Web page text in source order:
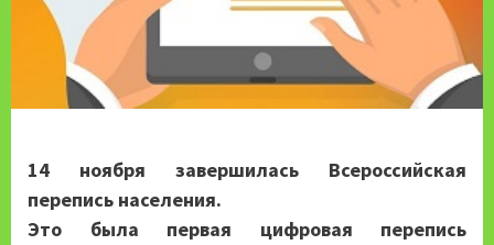
14 ноября завершилась Всероссийская
перепись населения.
Это была первая цифровая перепись